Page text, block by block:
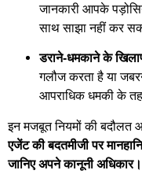
जानकारी आपके
साथ साझा नहीं कर
डराने-धमकाने के
गलौज करता है या
आपराधिक धमकी के
इन मजबूत नियमों की
एजेंट की बदतमीजी पर
जानिए अपने कानूनी अधिकार।